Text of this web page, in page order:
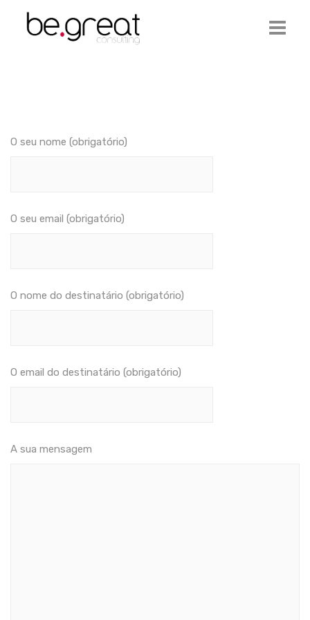
Serviços
O seu nome (obrigatório)
O seu email (obrigatório)
O nome do destinatário (obrigatório)
O email do destinatário (obrigatório)
A sua mensagem